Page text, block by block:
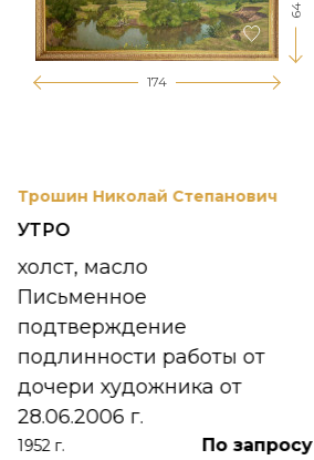
174
64
Трошин Николай Степанович
УТРО
холст, масло
Письменное
подтверждение
подлинности работы от
дочери художника от
28.06.2006 г.
1952 г. По запросу